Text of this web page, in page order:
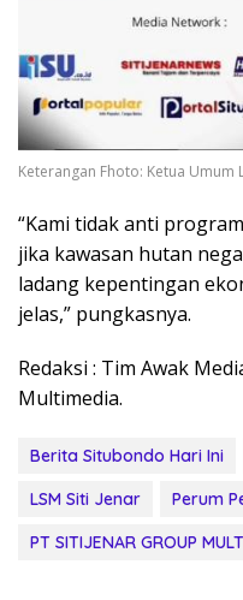
Keterangan Fhoto: Ketua Umum
“Kami tidak anti
jika kawasan hutan
ladang kepentingan
jelas,” pungkasnya.
Redaksi : Tim Awak
Multimedia.
Berita Situbondo Hari Ini
LSM Siti Jenar
Perum
PT SITIJENAR GROUP